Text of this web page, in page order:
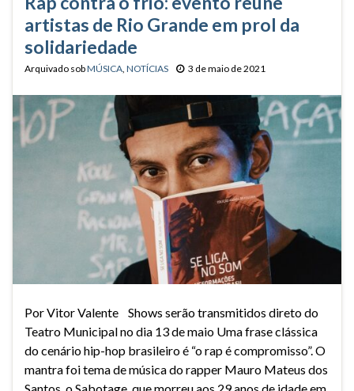
artistas de Rio Grande em prol da
solidariedade
Arquivado sobMÚSICA NOTÍCIAS 3 de maio de 2021
Por Vitor Valente Shows serão transmitidos direto do
Teatro Municipal no dia 13 de maio Uma frase clássica
do cenário hip-hop brasileiro é “o rap é compromisso”. O
mantra foi tema de música do rapper Mauro Mateus dos
Santos, o Sabotage, que morreu aos 29 anos de idade em